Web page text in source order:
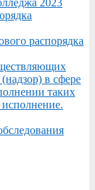
2023
распорядка
в сфере
таких